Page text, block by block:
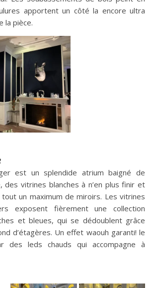
apportent un côté la encore ultra
la pièce.
est un splendide atrium baigné de
des vitrines blanches à n’en plus finir et
un maximum de miroirs. Les vitrines
exposent fièrement une collection
et bleues, qui se dédoublent grâce
d’étagères. Un effet waouh garanti! le
des leds chauds qui accompagne à